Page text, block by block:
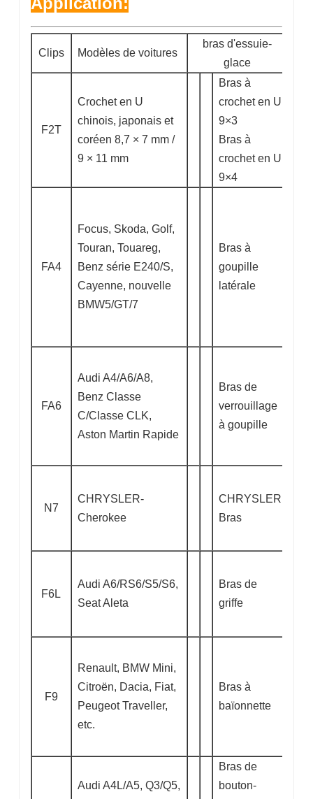
Clips Modèles de voitures
bras d'essuie-
glace
F2T
Crochet en U
chinois, japonais et
coréen 8,7 × 7 mm /
9 × 11 mm
Bras à
crochet en U
9×3
Bras à
crochet en U
9×4
FA4
Focus, Skoda, Golf,
Touran, Touareg,
Benz série E240/S,
Cayenne, nouvelle
BMW5/GT/7
Bras à
goupille
latérale
FA6
Audi A4/A6/A8,
Benz Classe
C/Classe CLK,
Aston Martin Rapide
Bras de
verrouillage
à goupille
N7
CHRYSLER-
Cherokee
CHRYSLER
Bras
F6L
Audi A6/RS6/S5/S6,
Seat Aleta
Bras de
griffe
F9
Renault, BMW Mini,
Citroën, Dacia, Fiat,
Peugeot Traveller,
etc.
Bras à
baïonnette
Audi A4L/A5, Q3/Q5,
Bras de
bouton-